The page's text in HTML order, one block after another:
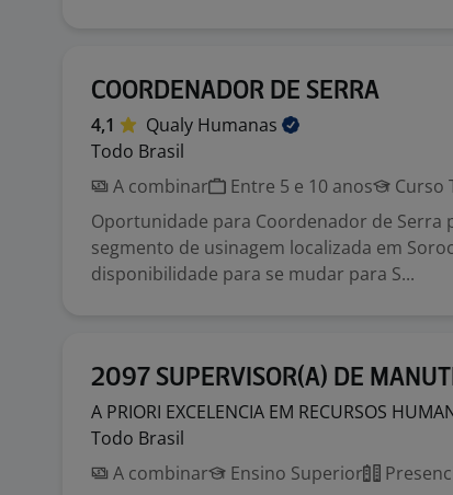
COORDENADOR DE SERRA
4,1 Qualy Humanas
Todo Brasil
A combinar
Entre 5 e 10 anos Curso
Oportunidade para Coordenador de Serra
segmento de usinagem localizada em
disponibilidade para se mudar para S...
2097 SUPERVISOR(A) DE
A PRIORI EXCELENCIA EM RECURSOS
Todo Brasil
A combinar
Ensino Superior